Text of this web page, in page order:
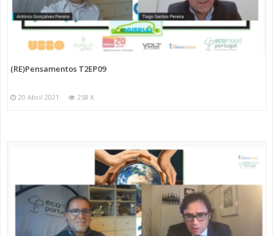
(RE)Pensamentos T2EP09
20 Abril 2021 258 K